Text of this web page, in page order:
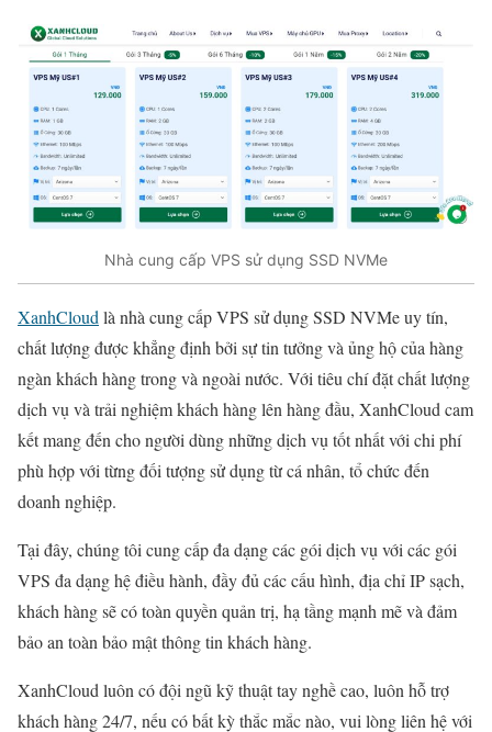
Nhà cung cấp VPS sử dụng SSD NVMe
XanhCloud là nhà cung cấp VPS sử dụng SSD NVMe uy tín,
chất lượng được khẳng định bởi sự tin tưởng và ủng hộ của hàng
ngàn khách hàng trong và ngoài nước. Với tiêu chí đặt chất lượng
dịch vụ và trải nghiệm khách hàng lên hàng đầu, XanhCloud cam
kết mang đến cho người dùng những dịch vụ tốt nhất với chi phí
phù hợp với từng đối tượng sử dụng từ cá nhân, tổ chức đến
doanh nghiệp.
Tại đây, chúng tôi cung cấp đa dạng các gói dịch vụ với các gói
VPS đa dạng hệ điều hành, đầy đủ các cấu hình, địa chỉ IP sạch,
khách hàng sẽ có toàn quyền quản trị, hạ tầng mạnh mẽ và đảm
bảo an toàn bảo mật thông tin khách hàng.
XanhCloud luôn có đội ngũ kỹ thuật tay nghề cao, luôn hỗ trợ
khách hàng 24/7, nếu có bất kỳ thắc mắc nào, vui lòng liên hệ với